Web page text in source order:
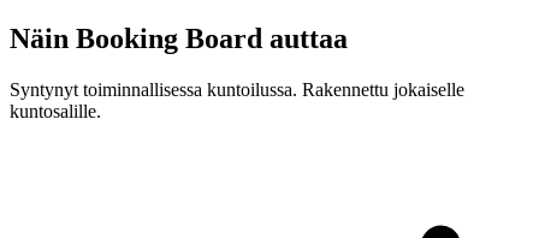
Näin Booking Board auttaa
Syntynyt toiminnallisessa kuntoilussa. Rakennettu jokaiselle
kuntosalille.